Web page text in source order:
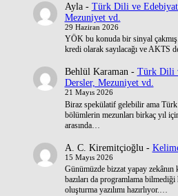
Ayla- Türk Dili ve
Mezuniyet vd.
29 Haziran 2026
YÖK bu konuda bir sinyal
kredi olarak sayılacağı ve
Behlül Karaman- Türk Dili
Dersler, Mezuniyet vd.
21 Mayıs 2026
Biraz spekülatif gelebilir ama
bölümlerin mezunları birkaç yıl
arasında…
A. C. Kiremitçioğlu -
15 Mayıs 2026
Günümüzde bizzat yapay
bazıları da programlama
oluşturma yazılımı hazırlıyor.…